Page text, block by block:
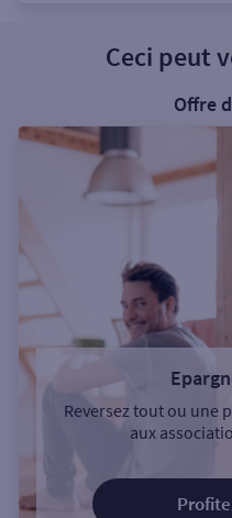
Ceci peut
Offre
Reversez tout ou une
aux